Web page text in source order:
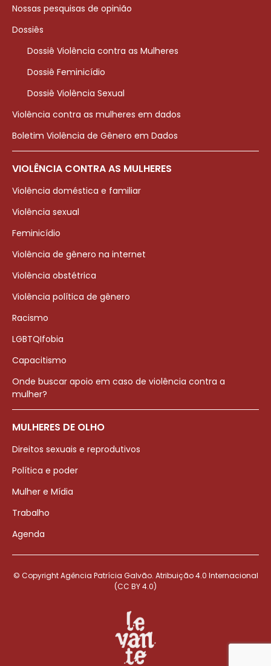
Nossas pesquisas de opinião
Dossiês
Dossiê Violência contra as Mulheres
Dossiê Feminicídio
Dossiê Violência Sexual
Violência contra as mulheres em dados
Boletim Violência de Gênero em Dados
VIOLÊNCIA CONTRA AS MULHERES
Violência doméstica e familiar
Violência sexual
Feminicídio
Violência de gênero na internet
Violência obstétrica
Violência política de gênero
Racismo
LGBTQIfobia
Capacitismo
Onde buscar apoio em caso de violência contra a
mulher?
MULHERES DE OLHO
Direitos sexuais e reprodutivos
Política e poder
Mulher e Mídia
Trabalho
Agenda
© Copyright Agência Patrícia Galvão. Atribuição 4.0 Internacional
(CC BY 4.0)